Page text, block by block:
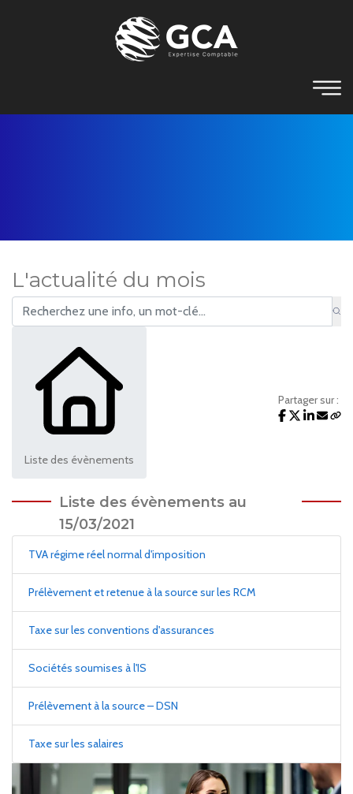
L'actualité du mois
Liste des évènements
Partager sur :
Liste des évènements au
15/03/2021
TVA régime réel normal d'imposition
Prélèvement et retenue à la source sur les RCM
Taxe sur les conventions d'assurances
Sociétés soumises à l'IS
Prélèvement à la source – DSN
Taxe sur les salaires